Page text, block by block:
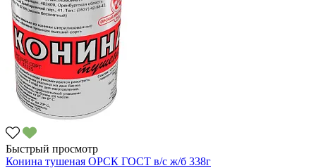
Быстрый просмотр
Конина тушеная ОРСК ГОСТ в/с ж/б 338г